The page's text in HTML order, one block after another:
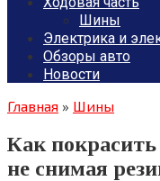
Шины
Электрика и
Обзоры авто
Новости
Главная » Шины
Как
не снимая